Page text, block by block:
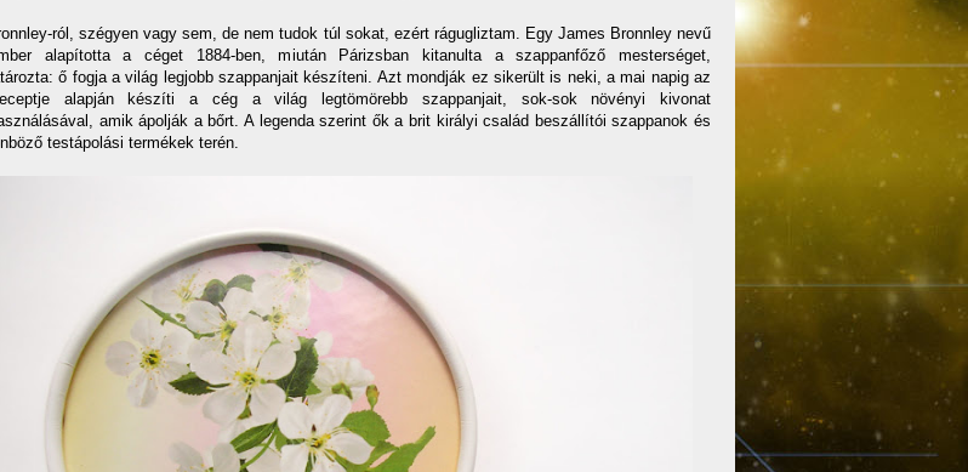
ról, szégyen vagy sem, de nem tudok túl sokat, ezért rágugliztam. Egy James Bronnley nevű
alapította a céget 1884-ben, miután Párizsban kitanulta a szappanfőző mesterséget,
ő fogja a világ legjobb szappanjait készíteni. Azt mondják ez sikerült is neki, a mai napig az
alapján készíti a cég a világ legtömörebb szappanjait, sok-sok növényi kivonat
amik ápolják a bőrt. A legenda szerint ők a brit királyi család beszállítói szappanok és
testápolási termékek terén.